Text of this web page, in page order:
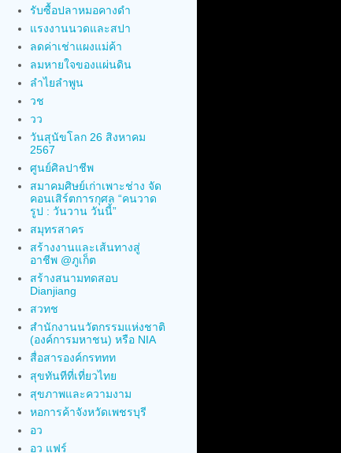
รับซื้อปลาหมอคางดำ
แรงงานนวดและสปา
ลดค่าเช่าแผงแม่ค้า
ลมหายใจของแผ่นดิน
ลำไยลำพูน
วช
วว
วันสุนัขโลก 26 สิงหาคม
2567
ศูนย์ศิลปาชีพ
สมาคมศิษย์เก่าเพาะช่าง จัด
คอนเสิร์ตการกุศล “คนวาด
รูป : วันวาน วันนี้”
สมุทรสาคร
สร้างงานและเส้นทางสู่
อาชีพ @ภูเก็ต
สร้างสนามทดสอบ
Dianjiang
สวทช
สำนักงานนวัตกรรมแห่งชาติ
(องค์การมหาชน) หรือ NIA
สื่อสารองค์กรททท
สุขทันทีที่เที่ยวไทย
สุขภาพและความงาม
หอการค้าจังหวัดเพชรบุรี
อว
อว แฟร์